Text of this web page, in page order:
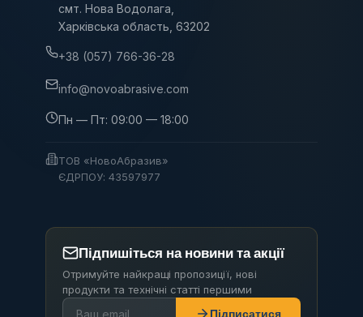
смт. Нова Водолага,
Харківська область, 63202
+38 (057) 766-36-28
info@novoabrasive.com
Пн — Пт: 09:00 — 18:00
ТОВ «НовоАбразив»
ЄДРПОУ: 43597977
Підпишіться на новини та акції
Отримуйте найкращі пропозиції, нові
продукти та технічні статті першими
Підписатися